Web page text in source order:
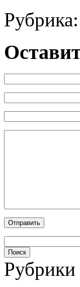
Рубрика:
Рубрики